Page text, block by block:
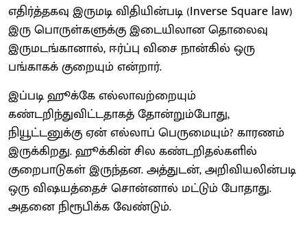
எதிர்த்தகவு இருமடி விதியின்படி (Inverse Square law)
இரு பொருள்களுக்கு இடையிலான தொலைவு
இருமடங்கானால், ஈர்ப்பு விசை நான்கில் ஒரு
பங்காகக் குறையும் என்றார்.
இப்படி ஹூக்கே எல்லாவற்றையும்
கண்டறிந்துவிட்டதாகத் தோன்றும்போது,
நியூட்டனுக்கு ஏன் எல்லாப் பெருமையும்? காரணம்
இருக்கிறது. ஹூக்கின் சில கண்டறிதல்களில்
குறைபாடுகள் இருந்தன. அத்துடன், அறிவியலின்படி
ஒரு விஷயத்தைச் சொன்னால் மட்டும் போதாது.
அதனை நிரூபிக்க வேண்டும்.